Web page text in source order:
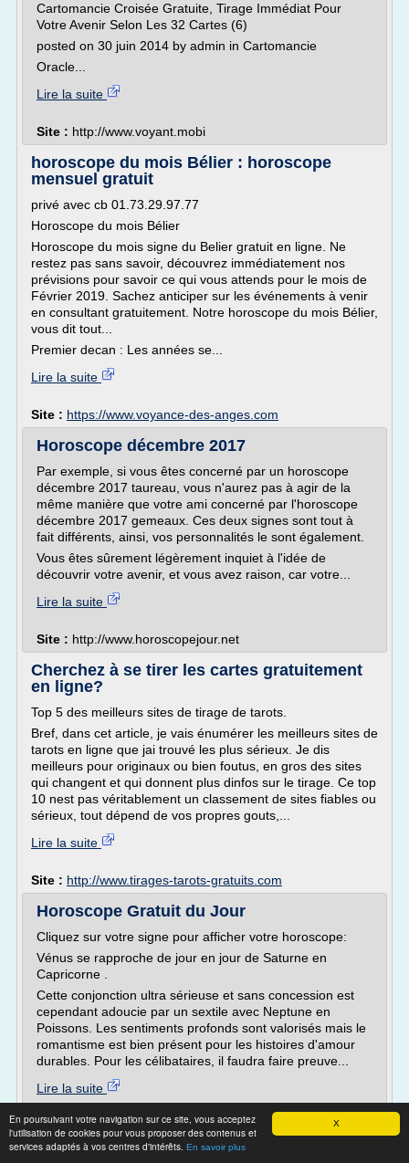
X
En poursuivant votre navigation sur ce site, vous acceptez
l'utilisation de cookies pour vous proposer des contenus et
services adaptés à vos centres d'intérêts. En savoir plus
Cartomancie Croisée Gratuite, Tirage Immédiat Pour
Votre Avenir Selon Les 32 Cartes (6)
posted on 30 juin 2014 by admin in Cartomancie
Oracle...
Lire la suite
Site : http://www.voyant.mobi
horoscope du mois Bélier : horoscope
mensuel gratuit
privé avec cb 01.73.29.97.77
Horoscope du mois Bélier
Horoscope du mois signe du Belier gratuit en ligne. Ne
restez pas sans savoir, découvrez immédiatement nos
prévisions pour savoir ce qui vous attends pour le mois de
Février 2019. Sachez anticiper sur les événements à venir
en consultant gratuitement. Notre horoscope du mois Bélier,
vous dit tout...
Premier decan : Les années se...
Lire la suite
Site : https://www.voyance-des-anges.com
Horoscope décembre 2017
Par exemple, si vous êtes concerné par un horoscope
décembre 2017 taureau, vous n'aurez pas à agir de la
même manière que votre ami concerné par l'horoscope
décembre 2017 gemeaux. Ces deux signes sont tout à
fait différents, ainsi, vos personnalités le sont également.
Vous êtes sûrement légèrement inquiet à l'idée de
découvrir votre avenir, et vous avez raison, car votre...
Lire la suite
Site : http://www.horoscopejour.net
Cherchez à se tirer les cartes gratuitement
en ligne?
Top 5 des meilleurs sites de tirage de tarots.
Bref, dans cet article, je vais énumérer les meilleurs sites de
tarots en ligne que jai trouvé les plus sérieux. Je dis
meilleurs pour originaux ou bien foutus, en gros des sites
qui changent et qui donnent plus dinfos sur le tirage. Ce top
10 nest pas véritablement un classement de sites fiables ou
sérieux, tout dépend de vos propres gouts,...
Lire la suite
Site : http://www.tirages-tarots-gratuits.com
Horoscope Gratuit du Jour
Cliquez sur votre signe pour afficher votre horoscope:
Vénus se rapproche de jour en jour de Saturne en
Capricorne .
Cette conjonction ultra sérieuse et sans concession est
cependant adoucie par un sextile avec Neptune en
Poissons. Les sentiments profonds sont valorisés mais le
romantisme est bien présent pour les histoires d'amour
durables. Pour les célibataires, il faudra faire preuve...
Lire la suite
Site :https://amp.mon-horoscope-du-jour.com
Première consultation de voyance